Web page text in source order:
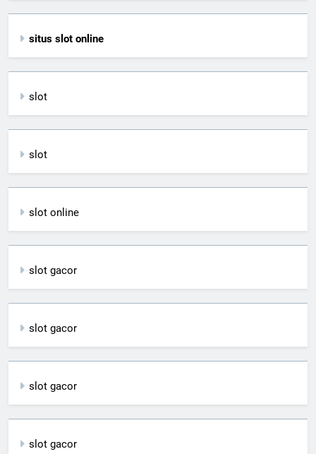
situs slot online
slot
slot
slot online
slot gacor
slot gacor
slot gacor
slot gacor